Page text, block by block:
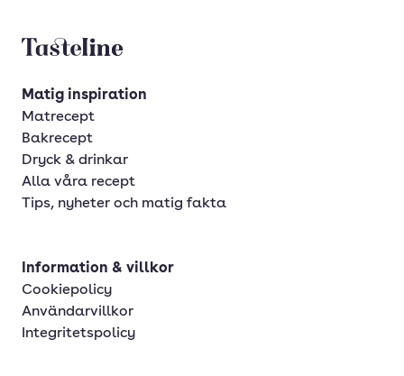
Tasteline startsida
Matig inspiration
Matrecept
Bakrecept
Dryck & drinkar
Alla våra recept
Tips, nyheter och matig fakta
Information & villkor
Cookiepolicy
Användarvillkor
Integritetspolicy